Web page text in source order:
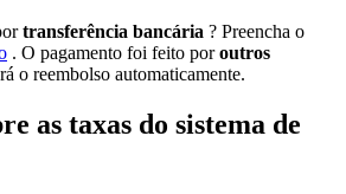
transferência bancária ? Preencha o
. O pagamento foi feito poroutros
o reembolso automaticamente.
as taxas do sistema de